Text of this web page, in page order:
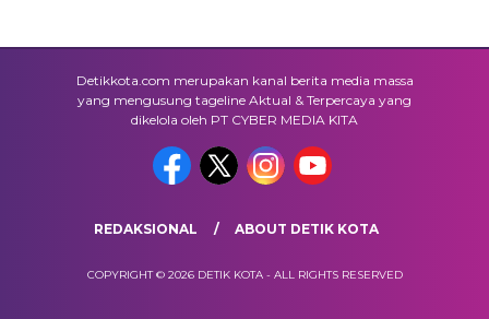
Detikkota.com merupakan kanal berita media massa
yang mengusung tageline Aktual & Terpercaya yang
dikelola oleh PT CYBER MEDIA KITA
REDAKSIONAL ABOUT DETIK KOTA
COPYRIGHT © 2026 DETIK KOTA - ALL RIGHTS RESERVED